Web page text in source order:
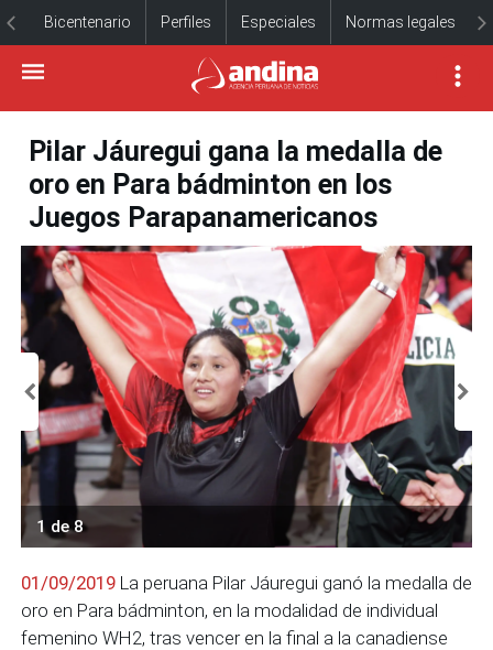
Bicentenario Perfiles Especiales Normas legales
Pilar Jáuregui gana la medalla de
oro en Para bádminton en los
Juegos Parapanamericanos
1 de 8
01/09/2019 La peruana Pilar Jáuregui ganó la medalla de
oro en Para bádminton, en la modalidad de individual
femenino WH2, tras vencer en la final a la canadiense